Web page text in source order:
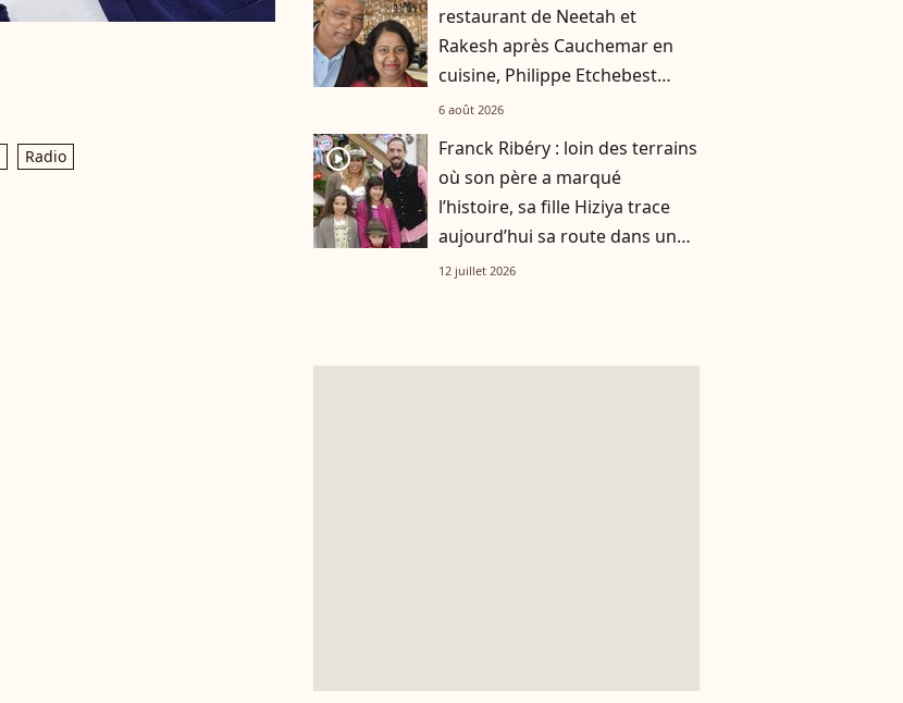
Radio
restaurant de Neetah et
Rakesh après Cauchemar en
cuisine, Philippe Etchebest
pensait les avoir sauvés
6 août 2026
player2
Franck Ribéry : loin des terrains
où son père a marqué
l’histoire, sa fille Hiziya trace
aujourd’hui sa route dans un
tout autre univers
12 juillet 2026